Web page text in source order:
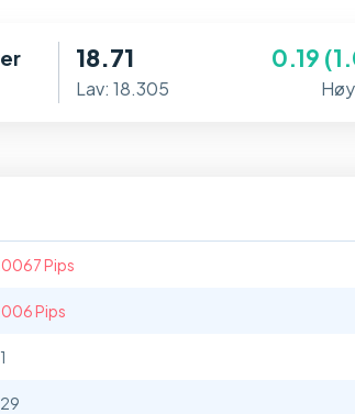
18.71 0.19
Lav: 18.305
Pips
Pips